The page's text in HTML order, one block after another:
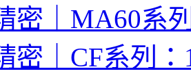
密｜MA60系
密｜CF系列：